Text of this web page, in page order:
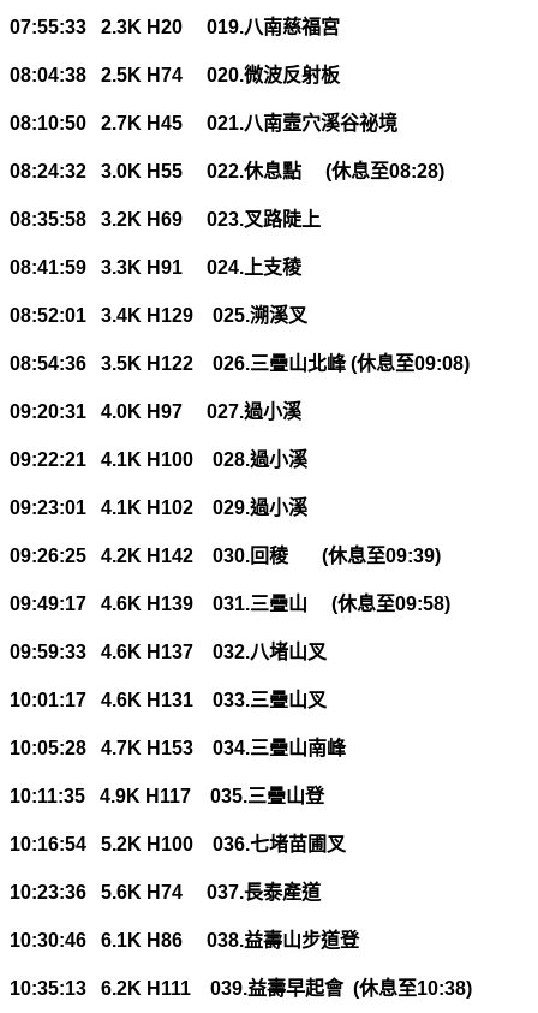
07:55:33 2.3K H20 019.八南慈福宮
08:04:38 2.5K H74 020.微波反射板
08:10:50 2.7K H45 021.八南壼穴溪谷祕境
08:24:32 3.0K H55 022.休息點 (休息至08:28)
08:35:58 3.2K H69 023.叉路陡上
08:41:59 3.3K H91 024. 上支稜
08:52:01 3.4K H129 025.溯溪叉
08:54:36 3.5K H122 026.三疊山北峰(休息至09:08)
09:20:31 4.0K H97 027.過小溪
09:22:21 4.1K H100 028.過小溪
09:23:01 4.1K H102 029.過小溪
09:26:25 4.2K H142 030.回稜 (休息至09:39)
09:49:17 4.6K H139 031.三疊山 (休息至09:58)
09:59:33 4.6K H137 032.八堵山叉
10:01:17 4.6K H131 033.三疊山叉
10:05:28 4.7K H153 034.三疊山南峰
10:11:35 4.9K H117 035.三疊山登
10:16:54 5.2K H100 036.七堵苗圃叉
10:23:36 5.6K H74 037.長泰產道
10:30:46 6.1K H86 038.益壽山步道登
10:35:13 6.2K H111 039.益壽早起會(休息至10:38)